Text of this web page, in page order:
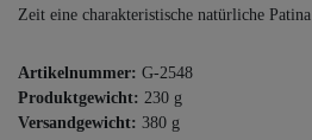
Zeit eine charakteristische natürliche Patina.
Artikelnummer: G-2548
Produktgewicht: 230 g
Versandgewicht: 380 g